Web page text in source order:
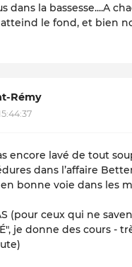
dans la bassesse....A
le fond, et bien
Rémy
encore lavé de tout
dans l’affaire
bonne voie dans les
(pour ceux qui ne
je donne des cours -